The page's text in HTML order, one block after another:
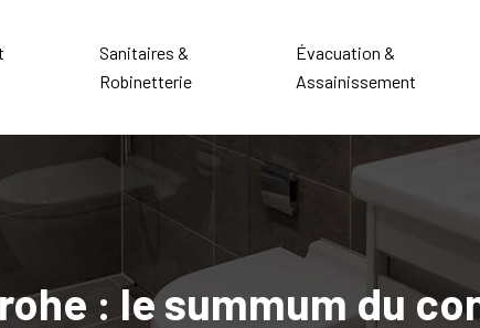
Sanitaires &
Robinetterie
Évacuation &
Assainissement
: le summum du